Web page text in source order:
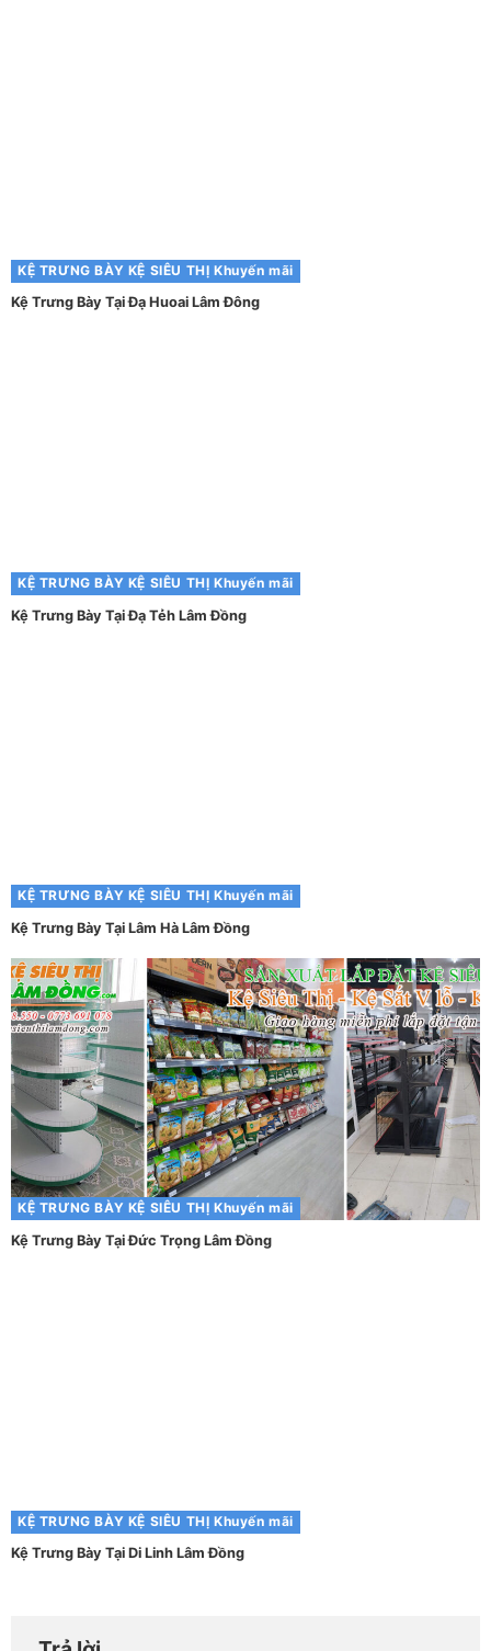
KỆ TRƯNG BÀY KỆ SIÊU THỊ Khuyến mãi
Kệ Trưng Bày Tại Đạ Huoai Lâm Đông
KỆ TRƯNG BÀY KỆ SIÊU THỊ Khuyến mãi
Kệ Trưng Bày Tại Đạ Tẻh Lâm Đồng
KỆ TRƯNG BÀY KỆ SIÊU THỊ Khuyến mãi
Kệ Trưng Bày Tại Lâm Hà Lâm Đồng
KỆ TRƯNG BÀY KỆ SIÊU THỊ Khuyến mãi
Kệ Trưng Bày Tại Đức Trọng Lâm Đồng
KỆ TRƯNG BÀY KỆ SIÊU THỊ Khuyến mãi
Kệ Trưng Bày Tại Di Linh Lâm Đồng